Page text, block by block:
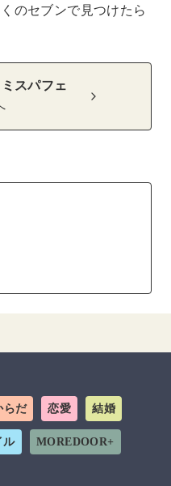
のセブンで見つけたら
スパフェ
らだ 恋愛 結婚
ル MOREDOOR+